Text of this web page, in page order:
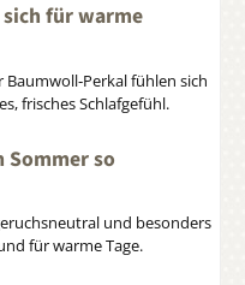
für warme
fühlen sich
frisches Schlafgefühl.
Sommer so
und besonders
für warme Tage.